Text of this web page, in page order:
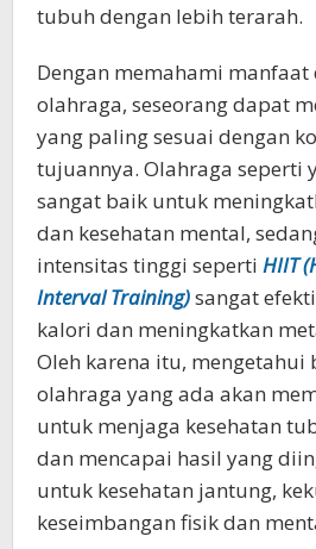
tubuh dengan lebih terarah.
Dengan memahami
olahraga, seseorang dapat
yang paling sesuai dengan
tujuannya. Olahraga seperti
sangat baik untuk
dan kesehatan mental,
intensitas tinggi seperti HIIT
Interval Training)sangat
kalori dan meningkatkan
Oleh karena itu,
olahraga yang ada akan
untuk menjaga kesehatan
dan mencapai hasil yang
untuk kesehatan jantung,
keseimbangan fisik dan